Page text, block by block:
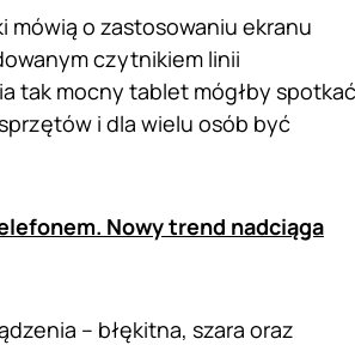
mówią o zastosowaniu ekranu
czytnikiem linii
tak mocny tablet mógłby spotkać
i dla wielu osób być
Nowy trend nadciąga
– błękitna, szara oraz